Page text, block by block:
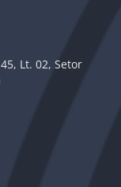
Lt. 02, Setor